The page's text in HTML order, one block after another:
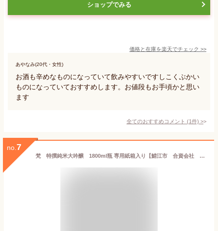
ショップでみる
価格と在庫を楽天でチェック >>
あやなみ(20代・女性)
お酒も辛めなものになっていて飲みやすいですしこくぶかい
ものになっていておすすめします。お値段もお手頃かと思い
ます
全てのおすすめコメント (1件) >
no. 7
梵 特撰純米大吟醸 1800ml瓶 専用紙箱入り【鯖江市 合資会社 加藤吉平商店】(磨き三割八分)●1800mlサイズなら、6本位まで混載配送OKです！【JAL国内線ファーストクラス搭載酒！】